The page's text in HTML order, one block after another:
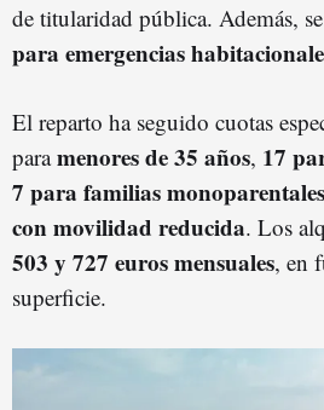
de titularidad pública. Además,
para emergencias
El reparto ha seguido cuotas
paramenores de 35 años, 17
7 para familias monoparentales
con movilidad reducida. Los
503 y 727 euros mensuales, en
superficie.